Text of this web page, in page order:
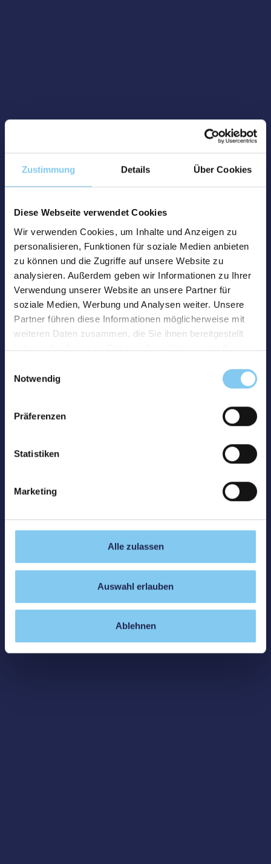
Zustimmung Details Über Cookies
Diese Webseite verwendet Cookies
Wir verwenden Cookies, um Inhalte und Anzeigen zu
personalisieren, Funktionen für soziale Medien anbieten
zu können und die Zugriffe auf unsere Website zu
analysieren. Außerdem geben wir Informationen zu Ihrer
Verwendung unserer Website an unsere Partner für
soziale Medien, Werbung und Analysen weiter. Unsere
Partner führen diese Informationen möglicherweise mit
weiteren Daten zusammen, die Sie ihnen bereitgestellt
haben oder die sie im Rahmen Ihrer Nutzung der Dienste
Notwendig
Präferenzen
Statistiken
Marketing
Alle zulassen
Auswahl erlauben
Ablehnen